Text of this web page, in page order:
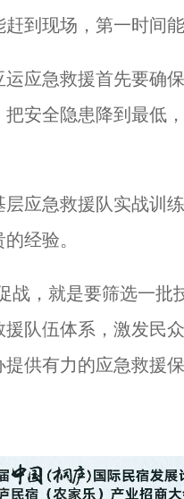
到现场，第一时间
急救援首先要确保
把安全隐患降到最低
急救援队实战训练
经验。
，就是要筛选一批
援队伍体系，激发民
供有力的应急救援